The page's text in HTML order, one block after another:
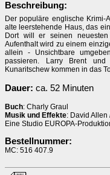
Beschreibung:
Der populäre englische Krimi-
alte leerstehende Haus, das
Dort will er seinen
Aufenthalt wird zu einem
allein - Unsichtbare
passieren. Larry Brent
Kunaritschew kommen in das
Dauer: ca. 52 Minuten
Buch: Charly Graul
Musik und Effekte: David Allen
Eine Studio EUROPA-
Bestellnummer:
MC: 516 407.9